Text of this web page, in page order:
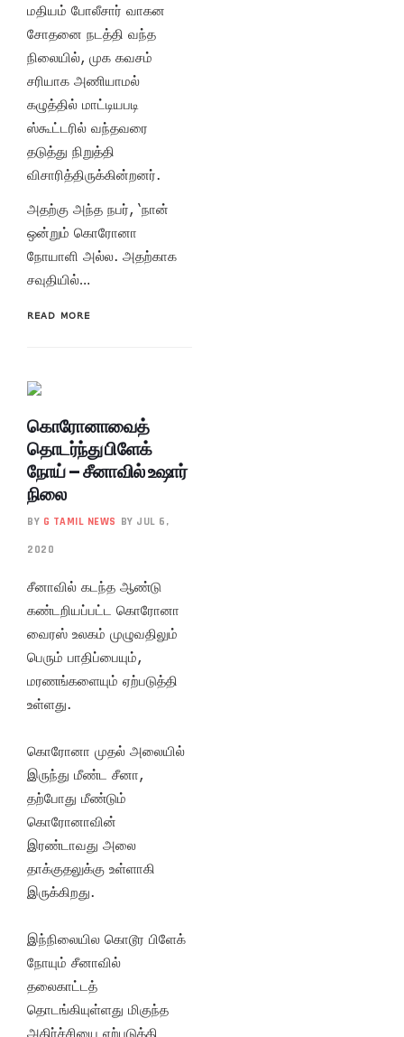
மதியம் போலீசார் வாகன
சோதனை நடத்தி வந்த
நிலையில், முக கவசம்
சரியாக அணியாமல்
கழுத்தில் மாட்டியபடி
ஸ்கூட்டரில் வந்தவரை
தடுத்து நிறுத்தி
விசாரித்திருக்கின்றனர்.
அதற்கு அந்த நபர், ‘நான்
ஒன்றும் கொரோனா
நோயாளி அல்ல. அதற்காக
சவுதியில்…
READ MORE
கொரோனாவைத்
தொடர்ந்து பிளேக்
நோய் – சீனாவில் உஷார்
நிலை
BY G TAMIL NEWS BY JUL 6,
2020
சீனாவில் கடந்த ஆண்டு
கண்டறியப்பட்ட கொரோனா
வைரஸ் உலகம் முழுவதிலும்
பெரும் பாதிப்பையும்,
மரணங்களையும் ஏற்படுத்தி
உள்ளது.
கொரோனா முதல் அலையில்
இருந்து மீண்ட சீனா,
தற்போது மீண்டும்
கொரோனாவின்
இரண்டாவது அலை
தாக்குதலுக்கு உள்ளாகி
இருக்கிறது.
இந்நிலையில கொடூர பிளேக்
நோயும் சீனாவில்
தலைகாட்டத்
தொடங்கியுள்ளது மிகுந்த
அதிர்ச்சியை ஏற்படுத்தி